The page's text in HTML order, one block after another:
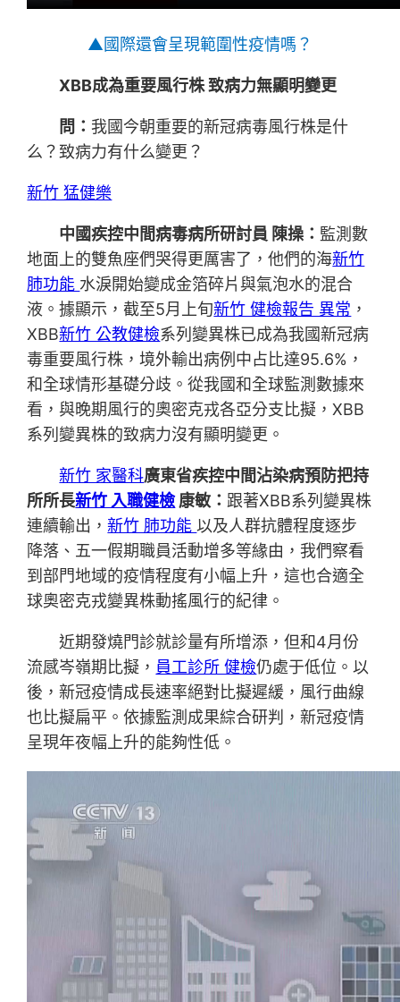
▲國際還會呈現範圍性疫情嗎？
XBB成為重要風行株 致病力無顯明變更
問： 我國今朝重要的新冠病毒風行株是什
么？致病力有什么變更？
新竹 猛健樂
中國疾控中間病毒病所研討員 陳操： 監測數
地面上的雙魚座們哭得更厲害了，他們的海新竹
肺功能 水淚開始變成金箔碎片與氣泡水的混合
液。據顯示，截至5月上旬新竹 健檢報告 異常 ，
XBB新竹 公教健檢系列變異株已成為我國新冠病
毒重要風行株，境外輸出病例中占比達95.6%，
和全球情形基礎分歧。從我國和全球監測數據來
看，與晚期風行的奧密克戎各亞分支比擬，XBB
系列變異株的致病力沒有顯明變更。
新竹 家醫科廣東省疾控中間沾染病預防把持
所所長新竹 入職健檢康敏：跟著XBB系列變異株
連續輸出，新竹 肺功能以及人群抗體程度逐步
降落、五一假期職員活動增多等緣由，我們察看
到部門地域的疫情程度有小幅上升，這也合適全
球奧密克戎變異株動搖風行的紀律。
近期發燒門診就診量有所增添，但和4月份
流感岑嶺期比擬， 員工診所 健檢仍處于低位。以
後，新冠疫情成長速率絕對比擬遲緩，風行曲線
也比擬扁平。依據監測成果綜合研判，新冠疫情
呈現年夜幅上升的能夠性低。